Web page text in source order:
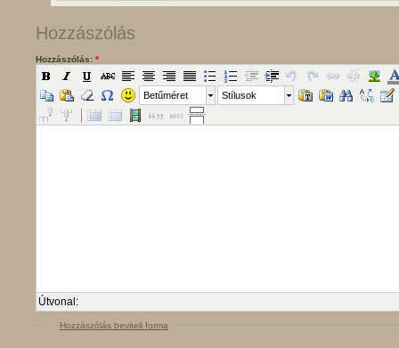
Hozzászólás
Hozzászólás: *
Betűméret Stílusok
Útvonal:
Hozzászólás beviteli forma